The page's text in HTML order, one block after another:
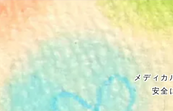
★アロマ検
★アロマハ
★導きの階
メディカ
安全